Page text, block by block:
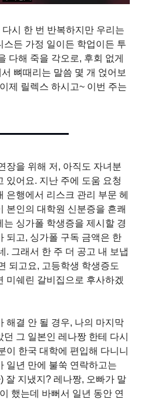
시 한 번 반복하지만 우리는
스든 가정 일이든 학업이든 투
다해 죽을 각오로, 후회 없게
뼈때리는 말씀 몇 개 얹어보
제 릴렉스 하시고~ 이번 주는
장을 위해 저, 아직도 자녀분
있어요. 지난 주에 도움 요청
은행에서 리스크 관리 부문 헤
본인의 대학원 신분증을 흔쾌
싱가폴 학생증을 제시할 경
되고, 싱가폴 구독 금액은 한
. 그래서 한 주 더 공고 내 보냅
되고요, 고등학생 학생증도
미쉐린 갈비집으로 후사하겠
해결 안 될 경우, 나의 마지막
그 일본인 레나짱 한테 다시
이 한국 대학에 편입해 다니니
일년 만에 불쑥 연락하고는
잘 지냈지? 레나짱, 오빠가 말
했는데 바뻐서 일년 동안 연